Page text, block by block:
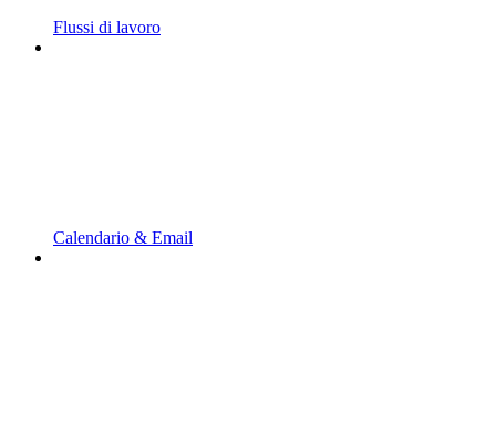
Flussi di lavoro
Calendario & Email